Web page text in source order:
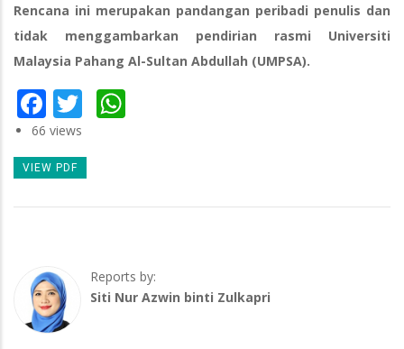
Rencana ini merupakan pandangan peribadi penulis dan
tidak menggambarkan pendirian rasmi Universiti
Malaysia Pahang Al-Sultan Abdullah (UMPSA).
Facebook
Twitter
66 views
VIEW PDF
Reports by:
Siti Nur Azwin binti Zulkapri